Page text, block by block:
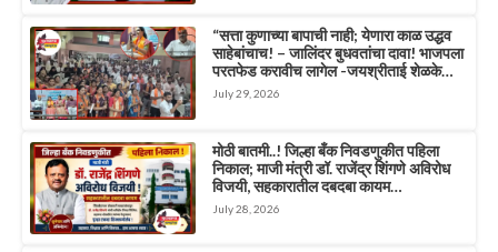
“सत्ता कुणाच्या बापाची नाही; येणारा काळ उद्धव
साहेबांचाच! – जालिंदर बुधवतांचा दावा! भाजपला
परतफेड करावीच लागेल -जयश्रीताई शेळके…
July 29, 2026
मोठी बातमी..! जिल्हा बँक निवडणुकीत पहिला
निकाल; माजी मंत्री डॉ. राजेंद्र शिंगणे अविरोध
विजयी, सहकारातील दबदबा कायम…
July 28, 2026